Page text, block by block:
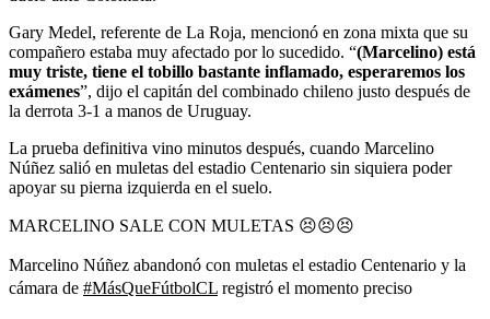
Gary Medel, referente de La Roja, mencionó en zona mixta que su
compañero estaba muy afectado por lo sucedido. “(Marcelino) está
muy triste, tiene el tobillo bastante inflamado, esperaremos los
exámenes”, dijo el capitán del combinado chileno justo después de
la derrota 3-1 a manos de Uruguay.
La prueba definitiva vino minutos después, cuando Marcelino
Núñez salió en muletas del estadio Centenario sin siquiera poder
apoyar su pierna izquierda en el suelo.
MARCELINO SALE CON MULETAS 😣😣😣
Marcelino Núñez abandonó con muletas el estadio Centenario y la
cámara de #MásQueFútbolCL registró el momento preciso